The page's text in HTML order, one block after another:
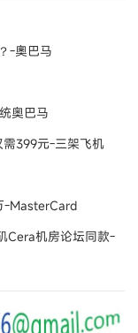
-奧巴马
奥巴马
399元-三架飞机
-MasterCard
Cera机房论坛同款-